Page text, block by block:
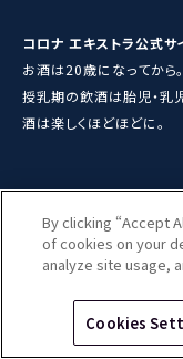
コロナ エキストラ公式サ
お酒は20歳になってから
授乳期の飲酒は胎児・乳
酒は楽しくほどほどに。
We
お酒は20歳になっ
妊娠中や授乳期の
おそれが
By clicking “Accept
of cookies on your
analyze site usage,
Cookies